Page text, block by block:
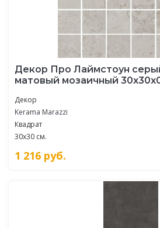
Декор Про Лаймстоун
матовый мозаичный
Декор
Kerama Marazzi
Квадрат
30x30 см.
1 216 руб.